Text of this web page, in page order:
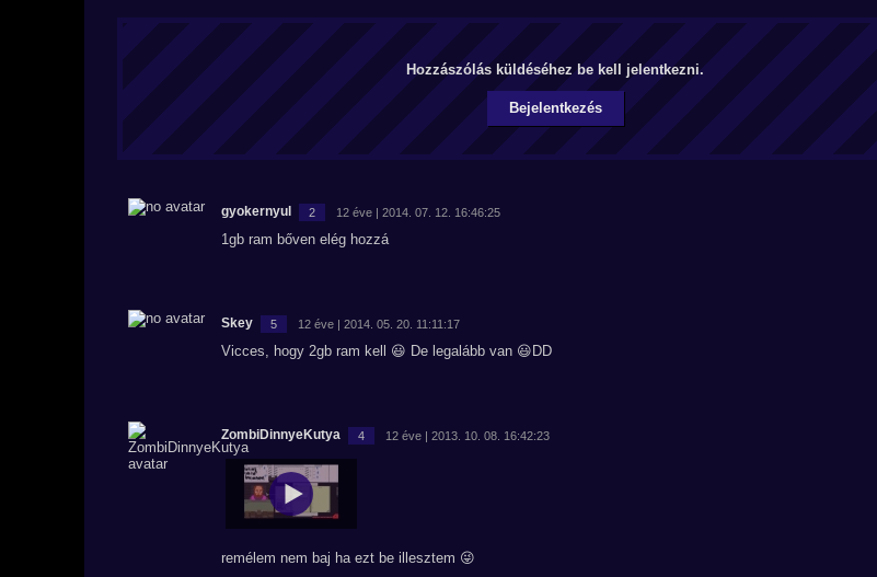
Hozzászólás küldéséhez be kell jelentkezni.
Bejelentkezés
gyokernyul 2 12 éve | 2014. 07. 12. 16:46:25
1gb ram bőven elég hozzá
Skey 5 12 éve | 2014. 05. 20. 11:11:17
Vicces, hogy 2gb ram kell 😃 De legalább van 😃DD
ZombiDinnyeKutya 4 12 éve | 2013. 10. 08. 16:42:23
remélem nem baj ha ezt be illesztem 😜